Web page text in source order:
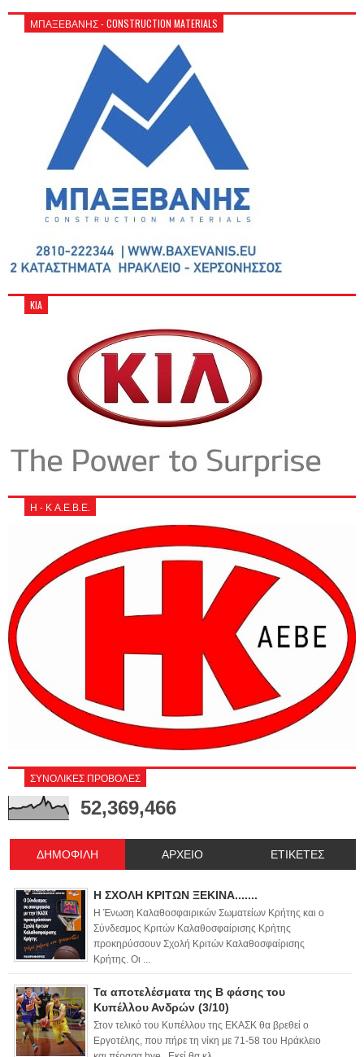
ΜΠΑΞΕΒΑΝΗΣ - CONSTRUCTION MATERIALS
KIA
Η - Κ Α.Ε.Β.Ε.
ΣΥΝΟΛΙΚΕΣ ΠΡΟΒΟΛΕΣ
52,369,466
ΔΗΜΟΦΙΛΗ ΑΡΧΕΙΟ ΕΤΙΚΕΤΕΣ
Η ΣΧΟΛΗ ΚΡΙΤΩΝ ΞΕΚΙΝΑ.......
Η Ένωση Καλαθοσφαιρικών Σωματείων Κρήτης και ο
Σύνδεσμος Κριτών Καλαθοσφαίρισης Κρήτης
προκηρύσσουν Σχολή Κριτών Καλαθοσφαίρισης
Κρήτης. Οι ...
Τα αποτελέσματα της Β φάσης του
Κυπέλλου Ανδρών (3/10)
Στον τελικό του Κυπέλλου της ΕΚΑΣΚ θα βρεθεί ο
Εργοτέλης, που πήρε τη νίκη με 71-58 του Ηράκλειο